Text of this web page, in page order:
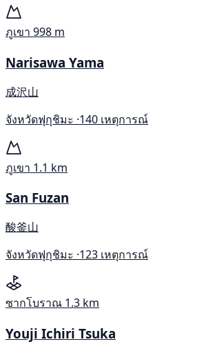
ภูเขา 998 m
Narisawa Yama
成沢山
จังหวัดฟุกุชิมะ ·140 เหตุการณ์
ภูเขา 1.1 km
San Fuzan
酸釜山
จังหวัดฟุกุชิมะ ·123 เหตุการณ์
ซากโบราณ 1.3 km
Youji Ichiri Tsuka